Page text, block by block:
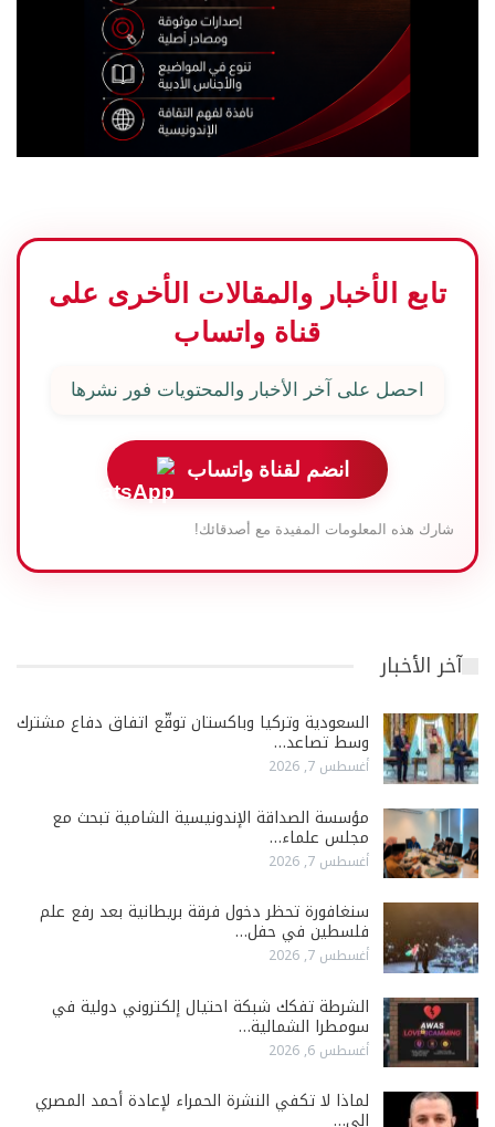
تابع الأخبار والمقالات الأخرى على
قناة واتساب
احصل على آخر الأخبار والمحتويات فور نشرها
انضم لقناة واتساب
شارك هذه المعلومات المفيدة مع أصدقائك!
آخر الأخبار
السعودية وتركيا وباكستان توقّع اتفاق دفاع مشترك
وسط تصاعد…
أغسطس 7, 2026
مؤسسة الصداقة الإندونيسية الشامية تبحث مع
مجلس علماء…
أغسطس 7, 2026
سنغافورة تحظر دخول فرقة بريطانية بعد رفع علم
فلسطين في حفل…
أغسطس 7, 2026
الشرطة تفكك شبكة احتيال إلكتروني دولية في
سومطرا الشمالية…
أغسطس 6, 2026
لماذا لا تكفي النشرة الحمراء لإعادة أحمد المصري